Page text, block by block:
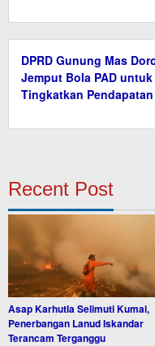
DPRD Gunung Mas
Jemput Bola PAD untuk
Tingkatkan Pendapatan
Recent Post
Asap Karhutla Selimuti Kumai,
Penerbangan Lanud Iskandar
Terancam Terganggu